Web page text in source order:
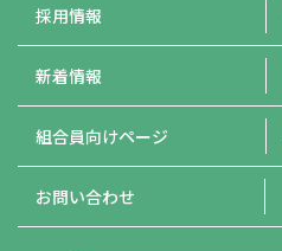
採用情報
新着情報
組合員向けページ
お問い合わせ